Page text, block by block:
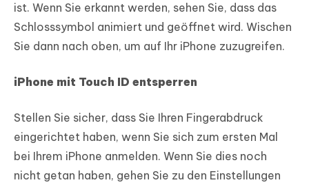
ist. Wenn Sie erkannt werden, sehen Sie, dass das
Schlosssymbol animiert und geöffnet wird. Wischen
Sie dann nach oben, um auf Ihr iPhone zuzugreifen.
iPhone mit Touch ID entsperren
Stellen Sie sicher, dass Sie Ihren Fingerabdruck
eingerichtet haben, wenn Sie sich zum ersten Mal
bei Ihrem iPhone anmelden. Wenn Sie dies noch
nicht getan haben, gehen Sie zu den Einstellungen